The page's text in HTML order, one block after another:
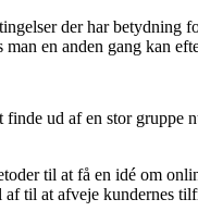
der har betydning
man en anden gang kan
ud af en stor
til at få en idé om
til at afveje kundernes